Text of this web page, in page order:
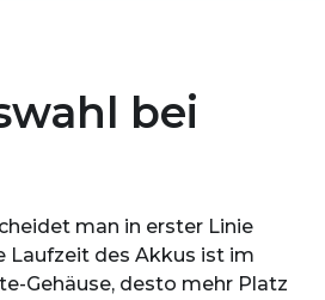
bei
man in erster Linie
Laufzeit des Akkus ist im
Gehäuse, desto mehr Platz